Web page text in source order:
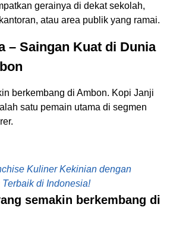
gerainya di dekat sekolah,
atau area publik yang ramai.
– Saingan Kuat di Dunia
berkembang di Ambon. Kopi Janji
satu pemain utama di segmen
Kuliner Kekinian dengan
di Indonesia!
semakin berkembang di